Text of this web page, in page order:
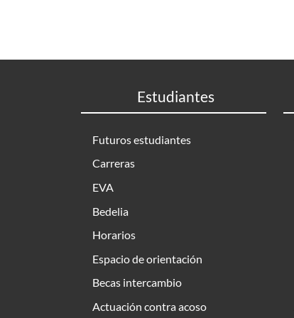
Estudiantes
Futuros estudiantes
Carreras
EVA
Bedelia
Horarios
Espacio de orientación
Becas intercambio
Actuación contra acoso